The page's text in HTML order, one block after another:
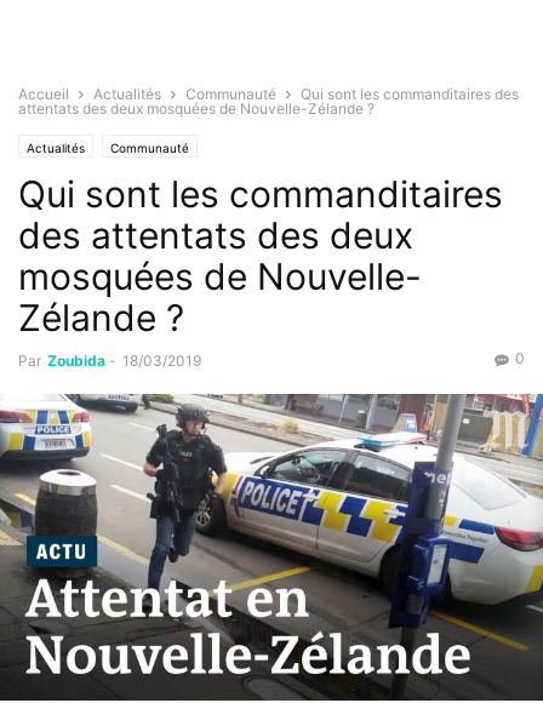
Accueil Actualités Communauté
Qui sont les commanditaires des
attentats des deux mosquées de Nouvelle-Zélande ?
Actualités Communauté
Qui sont les commanditaires
des attentats des deux
mosquées de Nouvelle-
Zélande ?
Par Zoubida - 18/03/2019 0